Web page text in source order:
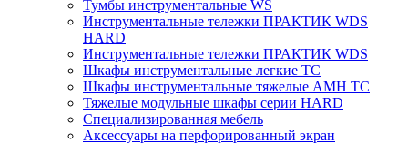
Тумбы инструментальные WS
Инструментальные тележки ПРАКТИК WDS
HARD
Инструментальные тележки ПРАКТИК WDS
Шкафы инструментальные легкие ТС
Шкафы инструментальные тяжелые AMH TC
Тяжелые модульные шкафы серии HARD
Cпециализированная мебель
Аксессуары на перфорированный экран